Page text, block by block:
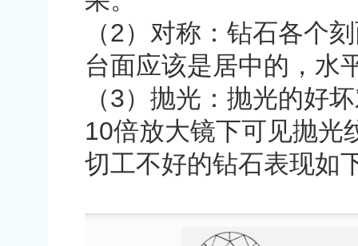
（2）对称：钻石各个
台面应该是居中的，水
（3）抛光：抛光的好
10倍放大镜下可见抛光
切工不好的钻石表现如